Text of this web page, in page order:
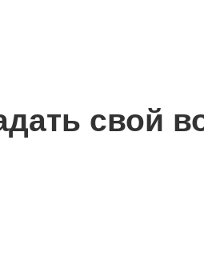
свой